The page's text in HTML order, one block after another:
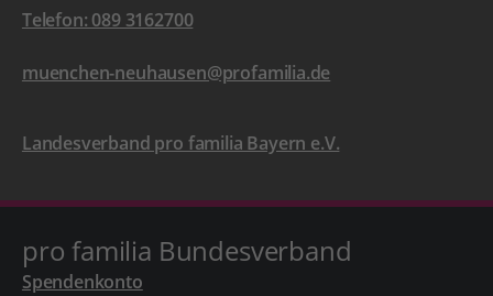
Telefon: 089 3162700
muenchen-neuhausen@profamilia.de
Landesverband pro familia Bayern e.V.
pro familia Bundesverband
Spendenkonto